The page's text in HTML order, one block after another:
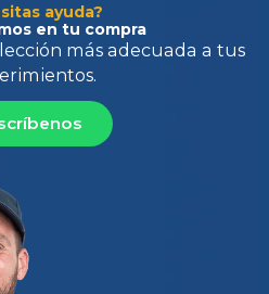
ayuda?
en tu compra